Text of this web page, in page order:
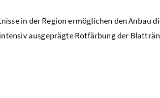
in der Region ermöglichen den Anbau
ausgeprägte Rotfärbung der